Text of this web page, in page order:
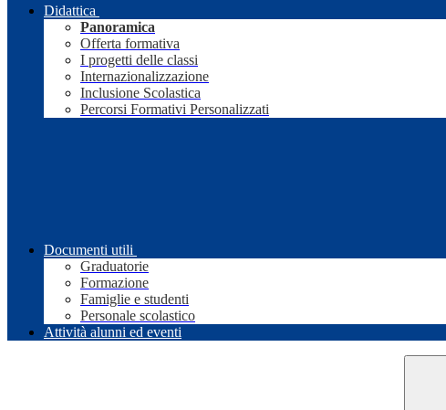
Didattica
Panoramica
Offerta formativa
I progetti delle classi
Internazionalizzazione
Inclusione Scolastica
Percorsi Formativi Personalizzati
Documenti utili
Graduatorie
Formazione
Famiglie e studenti
Personale scolastico
Attività alunni ed eventi